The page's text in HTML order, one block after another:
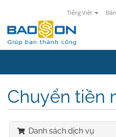
Tiếng Việt
Chuyển tiền
Danh sách dịch vụ